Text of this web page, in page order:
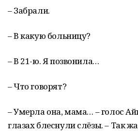
– Забрали.
– В какую больницу?
– В 21-ю. Я позвонила…
– Что говорят?
– Умерла она, мама… – голос
глазах блеснули слёзы. – Так